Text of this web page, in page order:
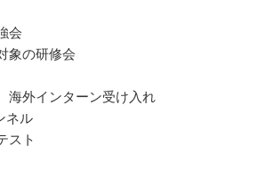
会
象の研修会
海外インターン受け入れ
ネル
スト